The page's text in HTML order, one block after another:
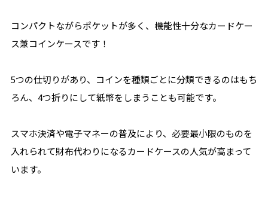
コンパクトながらポケットが多く、機能性十分なカードケー
ス兼コインケースです！
5つの仕切りがあり、コインを種類ごとに分類できるのはもち
ろん、4つ折りにして紙幣をしまうことも可能です。
スマホ決済や電子マネーの普及により、必要最小限のものを
入れられて財布代わりになるカードケースの人気が高まって
います。